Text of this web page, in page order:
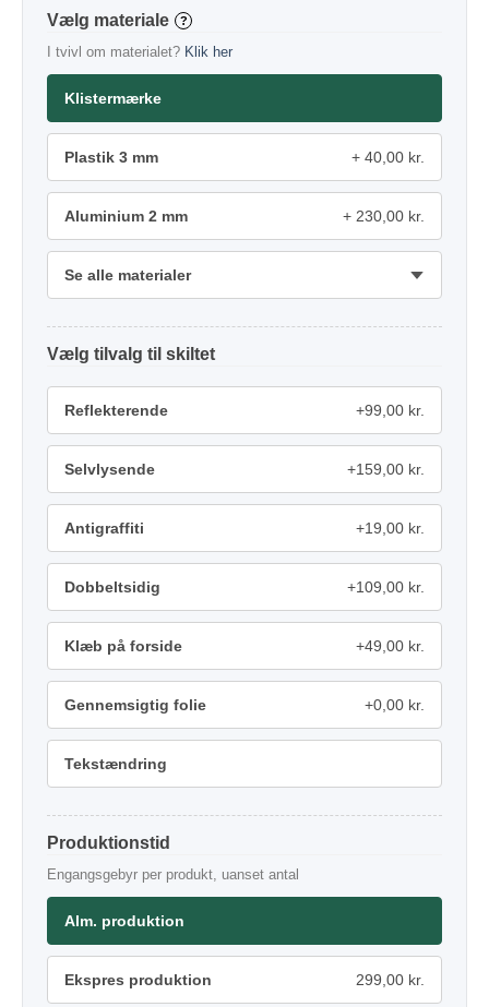
materiale ?
I tvivl om materialet? Klik her
Klistermærke
Plastik 3 mm 40,00 kr.
Aluminium 2 mm 230,00 kr.
Se alle materialer
tilvalg
Reflekterende +99,00 kr.
Selvlysende +159,00 kr.
Antigraffiti +19,00 kr.
Dobbeltsidig +109,00 kr.
Klæb på forside +49,00 kr.
Gennemsigtig folie +0,00 kr.
Tekstændring
Produktionstid
Engangsgebyr per produkt, uanset antal
Alm. produktion
Ekspres produktion 299,00 kr.